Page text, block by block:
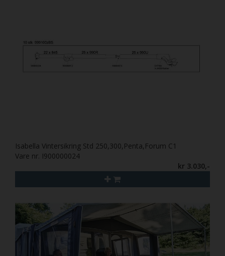
Isabella Vintersikring Std 250,300,Penta,Forum C1
Vare nr. I900000024
kr 3.030,-